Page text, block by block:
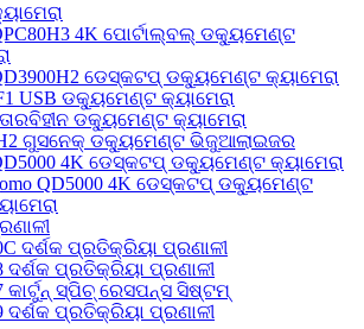
4K ପୋର୍ଟାଲ୍‌ବଲ୍ ଡକ୍ୟୁମେଣ୍ଟ
ଡେସ୍କଟପ୍ ଡକ୍ୟୁମେଣ୍ଟ କ୍ୟାମେରା
USB ଡକ୍ୟୁମେଣ୍ଟ କ୍ୟାମେରା
ତାରବିହୀନ ଡକ୍ୟୁମେଣ୍ଟ କ୍ୟାମେରା
ଗୁସନେକ୍ ଡକ୍ୟୁମେଣ୍ଟ ଭିଜୁଆଲାଇଜର
4K ଡେସ୍କଟପ୍ ଡକ୍ୟୁମେଣ୍ଟ କ୍ୟାମେରା
QD5000 4K ଡେସ୍କଟପ୍ ଡକ୍ୟୁମେଣ୍ଟ
ଦର୍ଶକ ପ୍ରତିକ୍ରିୟା ପ୍ରଣାଳୀ
ଦର୍ଶକ ପ୍ରତିକ୍ରିୟା ପ୍ରଣାଳୀ
କାର୍ଟୁନ୍ ସ୍ପିଚ୍ ରେସପନ୍ସ ସିଷ୍ଟମ୍
ଦର୍ଶକ ପ୍ରତିକ୍ରିୟା ପ୍ରଣାଳୀ